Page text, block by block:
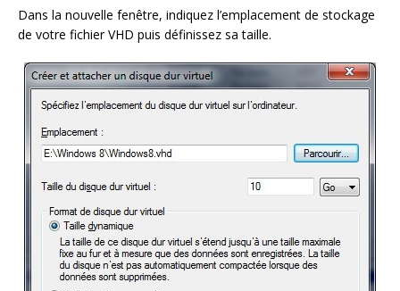
Dans la nouvelle fenêtre, indiquez l’emplacement de stockage
de votre fichier VHD puis définissez sa taille.